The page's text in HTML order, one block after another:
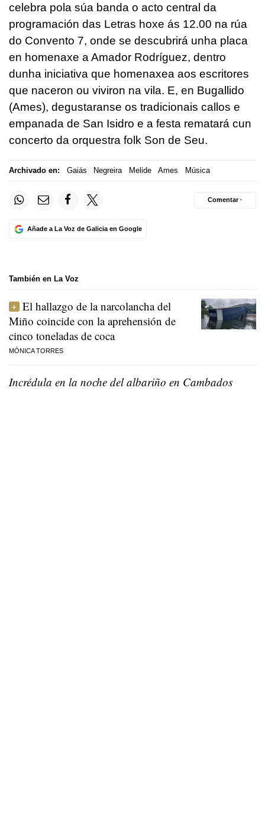
celebra pola súa banda o acto central da
programación das Letras hoxe ás 12.00 na rúa
do Convento 7, onde se descubrirá unha placa
en homenaxe a Amador Rodríguez, dentro
dunha iniciativa que homenaxea aos escritores
que naceron ou viviron na vila. E, en Bugallido
(Ames), degustaranse os tradicionais callos e
empanada de San Isidro e a festa rematará cun
concerto da orquestra folk Son de Seu.
Archivado en: Gaiás Negreira Melide Ames Música
Añade a La Voz de Galicia en Google
Comentar ·
También en La Voz
El hallazgo de la narcolancha del
Miño coincide con la aprehensión de
cinco toneladas de coca
MÓNICA TORRES
Incrédula en la noche del albariño en Cambados